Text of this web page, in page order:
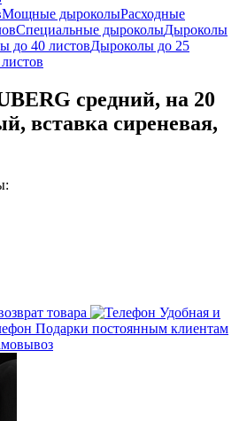
Мощные дыроколыРасходные
Специальные дыроколыДыроколы
до 40 листовДыроколы до 25
средний, на 20
вставка сиреневая,
товара
Удобная и
Подарки постоянным клиентам